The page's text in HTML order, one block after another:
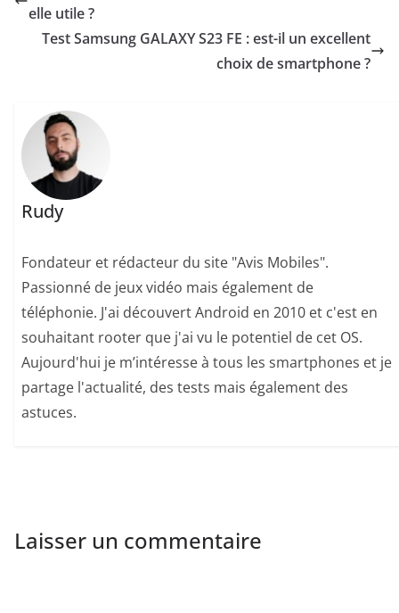
elle utile ?
Test Samsung GALAXY S23 FE : est-il un excellent
choix de smartphone ?
Rudy
Fondateur et rédacteur du site "Avis Mobiles".
Passionné de jeux vidéo mais également de
téléphonie. J'ai découvert Android en 2010 et c'est en
souhaitant rooter que j'ai vu le potentiel de cet OS.
Aujourd'hui je m’intéresse à tous les smartphones et je
partage l'actualité, des tests mais également des
astuces.
Laisser un commentaire